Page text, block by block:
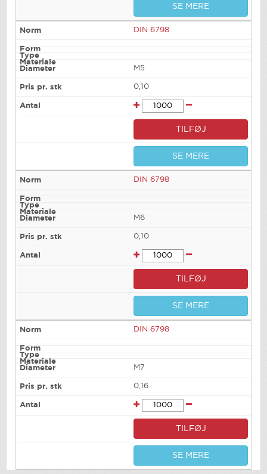
SE MERE
DIN 6798
M5
0,10
TILFØJ
SE MERE
DIN 6798
M6
0,10
TILFØJ
SE MERE
DIN 6798
M7
0,16
TILFØJ
SE MERE